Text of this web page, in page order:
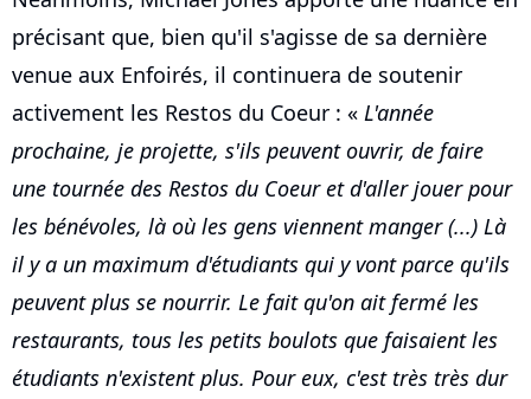
précisant que, bien qu'il s'agisse de sa dernière
venue aux Enfoirés, il continuera de soutenir
activement les Restos du Coeur : « L'année
prochaine, je projette, s'ils peuvent ouvrir, de faire
une tournée des Restos du Coeur et d'aller jouer pour
les bénévoles, là où les gens viennent manger (...) Là
il y a un maximum d'étudiants qui y vont parce qu'ils
peuvent plus se nourrir. Le fait qu'on ait fermé les
restaurants, tous les petits boulots que faisaient les
étudiants n'existent plus. Pour eux, c'est très très dur